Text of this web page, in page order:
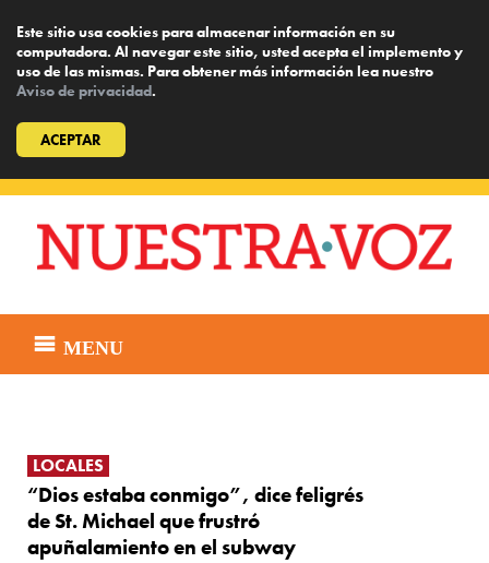
Este sitio usa cookies para almacenar información en su
computadora. Al navegar este sitio, usted acepta el implemento y
uso de las mismas. Para obtener más información lea nuestro
Aviso de privacidad.
ACEPTAR
content
MENU
LOCALES
“Dios estaba conmigo”, dice feligrés
de St. Michael que frustró
apuñalamiento en el subway